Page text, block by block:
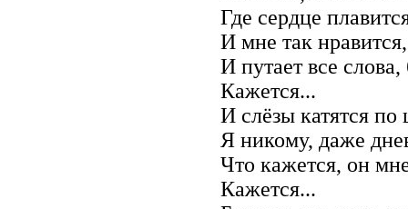
Где сердце
И мне так
И путает все
Кажется...
И слёзы катятся
Я никому, даже
Что кажется, он
Кажется...